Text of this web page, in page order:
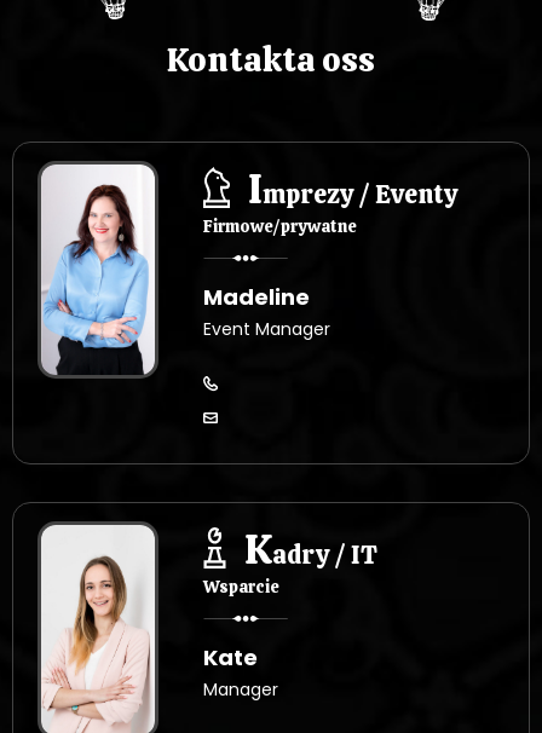
Kontakta oss
Imprezy / Eventy
Firmowe/prywatne
Madeline
Event Manager
Kadry / IT
Wsparcie
Kate
Manager